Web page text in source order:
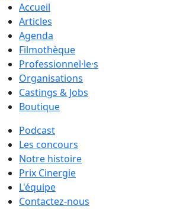
Accueil
Articles
Agenda
Filmothèque
Professionnel·le·s
Organisations
Castings & Jobs
Boutique
Podcast
Les concours
Notre histoire
Prix Cinergie
L'équipe
Contactez-nous